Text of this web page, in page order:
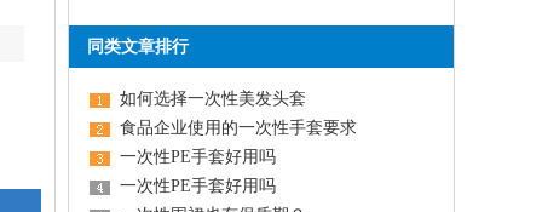
同类文章排行
如何选择一次性美发头套
食品企业使用的一次性手套要求
一次性PE手套好用吗
一次性PE手套好用吗